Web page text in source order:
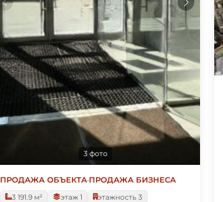
3 фото
ПРОДАЖА ОБЪЕКТА·ПРОДАЖА БИЗНЕСА
3 191.9 м²
этаж 1
этажность 3